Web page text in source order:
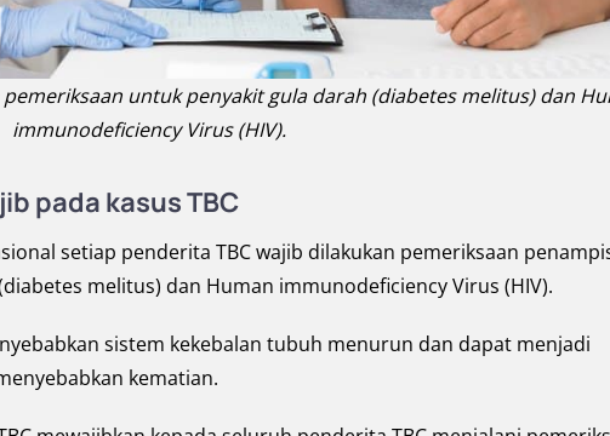
untuk penyakit gula darah (diabetes melitus) dan
immunodeficiency Virus (HIV).
pada kasus TBC
setiap penderita TBC wajib dilakukan pemeriksaan
melitus) dan Human immunodeficiency Virus (HIV).
sistem kekebalan tubuh menurun dan dapat menjadi
kematian.